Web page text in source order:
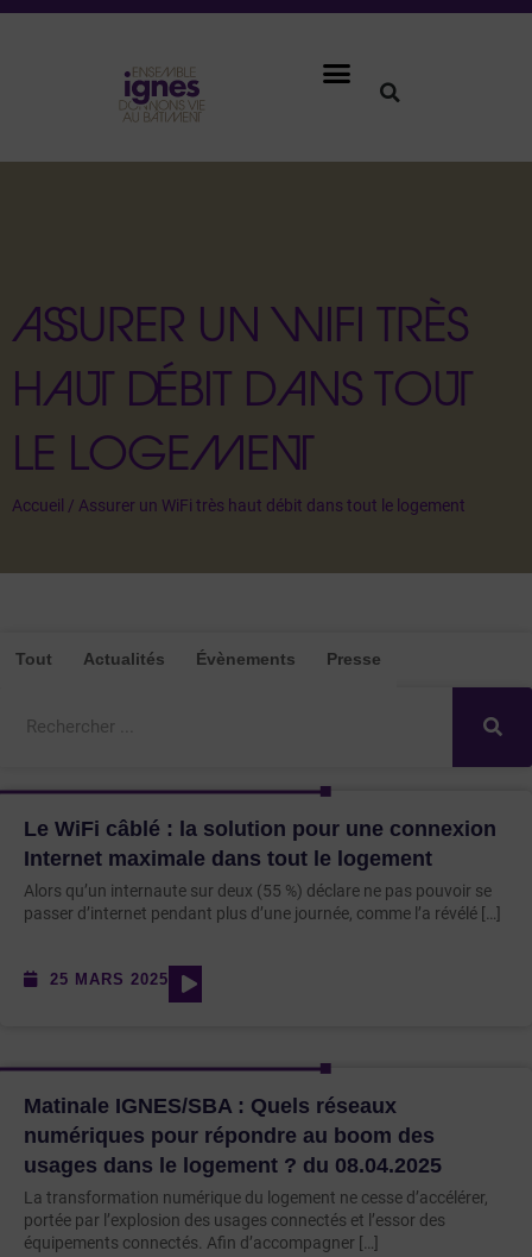
ASSURER UN WIFI TRÈS
HAUT DÉBIT DANS TOUT
LE LOGEMENT
Accueil / Assurer un WiFi très haut débit dans tout le logement
Tout Actualités Évènements Presse
Le WiFi câblé : la solution pour une connexion
Internet maximale dans tout le logement
Alors qu’un internaute sur deux (55 %) déclare ne pas pouvoir se
passer d’internet pendant plus d’une journée, comme l’a révélé […]
25 MARS 2025
Matinale IGNES/SBA : Quels réseaux
numériques pour répondre au boom des
usages dans le logement ? du 08.04.2025
La transformation numérique du logement ne cesse d’accélérer,
portée par l’explosion des usages connectés et l’essor des
équipements connectés. Afin d’accompagner […]